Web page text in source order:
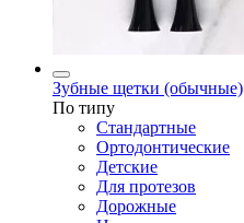
Зубные щетки (обычные)
По типу
Стандартные
Ортодонтические
Детские
Для протезов
Дорожные